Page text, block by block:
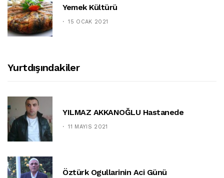
Yemek Kültürü
15 OCAK 2021
Yurtdışındakiler
YILMAZ AKKANOĞLU Hastanede
11 MAYIS 2021
Öztürk Ogullarinin Aci Günü